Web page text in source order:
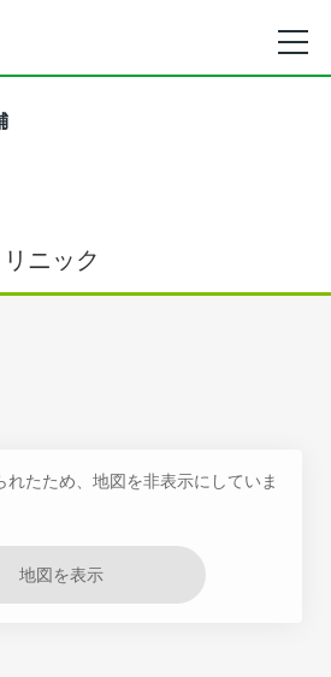
ニック
たため、地図を非表示にしていま
地図を表示